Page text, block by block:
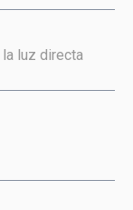
luz directa